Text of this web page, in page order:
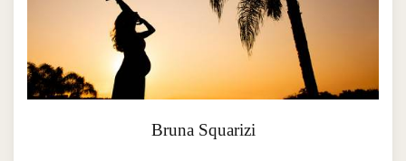
Bruna Squarizi